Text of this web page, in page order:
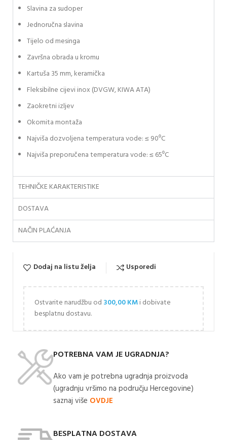
Slavina za sudoper
Jednoručna slavina
Tijelo od mesinga
Završna obrada u kromu
Kartuša 35 mm, keramička
Fleksibilne cijevi inox (DVGW, KIWA ATA)
Zaokretni izljev
Okomita montaža
Najviša dozvoljena temperatura vode: ≤ 90⁰C
Najviša preporučena temperatura vode: ≤ 65⁰C
TEHNIČKE KARAKTERISTIKE
DOSTAVA
NAČIN PLAĆANJA
Dodaj na listu želja Usporedi
Ostvarite narudžbu od 300,00KMi dobivate
besplatnu dostavu.
POTREBNA VAM JE UGRADNJA?
Ako vam je potrebna ugradnja proizvoda
(ugradnju vršimo na području Hercegovine)
saznaj više OVDJE
BESPLATNA DOSTAVA